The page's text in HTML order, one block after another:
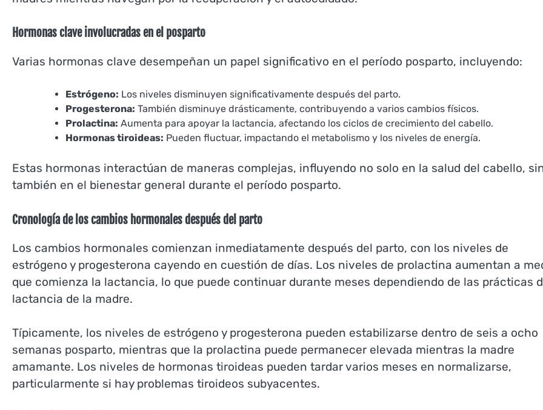
Hormonas clave involucradas en el posparto
Varias hormonas clave desempeñan un papel significativo en el período posparto, incluyendo:
Estrógeno: Los niveles disminuyen significativamente después del parto.
Progesterona: También disminuye drásticamente, contribuyendo a varios cambios físicos.
Prolactina: Aumenta para apoyar la lactancia, afectando los ciclos de crecimiento del cabello.
Hormonas tiroideas: Pueden fluctuar, impactando el metabolismo y los niveles de energía.
Estas hormonas interactúan de maneras complejas, influyendo no solo en la salud del cabello,
también en el bienestar general durante el período posparto.
Cronología de los cambios hormonales después del parto
Los cambios hormonales comienzan inmediatamente después del parto, con los niveles de
estrógeno y progesterona cayendo en cuestión de días. Los niveles de prolactina aumentan a
que comienza la lactancia, lo que puede continuar durante meses dependiendo de las prácticas
lactancia de la madre.
Típicamente, los niveles de estrógeno y progesterona pueden estabilizarse dentro de seis a ocho
semanas posparto, mientras que la prolactina puede permanecer elevada mientras la madre
amamante. Los niveles de hormonas tiroideas pueden tardar varios meses en normalizarse,
particularmente si hay problemas tiroideos subyacentes.